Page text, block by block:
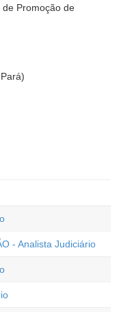
Promoção de
- Analista Judiciário